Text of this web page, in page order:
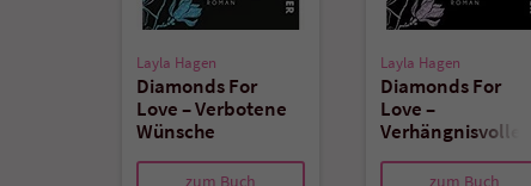
Layla Hagen
Diamonds For
Love – Verbotene
Wünsche
zum Buch
Layla Hagen
Diamonds For
Love –
Verhängnisvolle
zum Buch